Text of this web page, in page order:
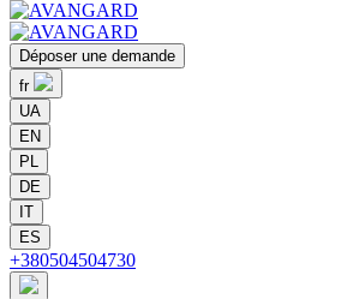
Déposer une demande
fr
UA
EN
PL
DE
IT
ES
+380504504730